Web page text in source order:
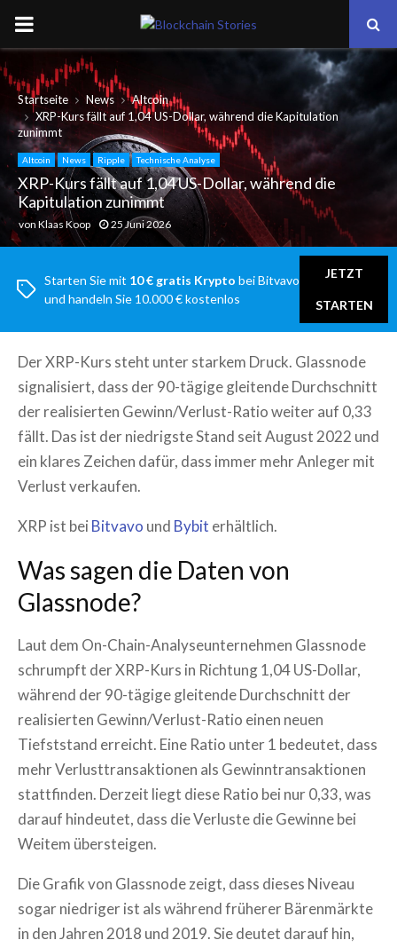
PRIMARY
MENU
Startseite News
Altcoin
XRP-Kurs fällt auf 1,04 US-Dollar, während die Kapitulation
zunimmt
Altcoin News Ripple Technische Analyse
XRP-Kurs fällt auf 1,04 US-Dollar, während die
Kapitulation zunimmt
von Klaas Koop 25 Juni 2026
Starten Sie mit 10 € gratis Krypto bei Bitvavo
und handeln Sie 10.000 € kostenlos
JETZT
STARTEN
Der XRP-Kurs steht unter starkem Druck. Glassnode
signalisiert, dass der 90-tägige gleitende Durchschnitt
der realisierten Gewinn/Verlust-Ratio weiter auf 0,33
fällt. Das ist der niedrigste Stand seit August 2022 und
ein klares Zeichen dafür, dass immer mehr Anleger mit
Verlust verkaufen.
XRP ist bei Bitvavo und Bybit erhältlich.
Was sagen die Daten von
Glassnode?
Laut dem On-Chain-Analyseunternehmen Glassnode
schrumpft der XRP-Kurs in Richtung 1,04 US-Dollar,
während der 90-tägige gleitende Durchschnitt der
realisierten Gewinn/Verlust-Ratio einen neuen
Tiefststand erreicht. Eine Ratio unter 1 bedeutet, dass
mehr Verlusttransaktionen als Gewinntransaktionen
stattfinden. Derzeit liegt diese Ratio bei nur 0,33, was
darauf hindeutet, dass die Verluste die Gewinne bei
Weitem übersteigen.
Die Grafik von Glassnode zeigt, dass dieses Niveau
sogar niedriger ist als während früherer Bärenmärkte
in den Jahren 2018 und 2019. Sie deutet darauf hin,